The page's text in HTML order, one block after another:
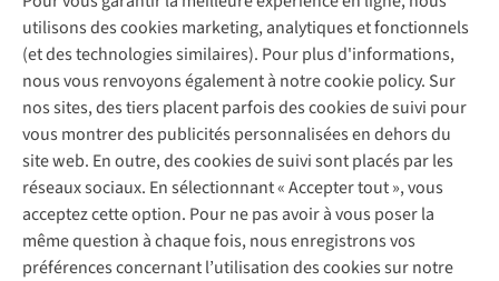
utilisons des cookies marketing, analytiques et fonctionnels
(et des technologies similaires). Pour plus d'informations,
nous vous renvoyons également à notre cookie policy. Sur
nos sites, des tiers placent parfois des cookies de suivi pour
vous montrer des publicités personnalisées en dehors du
site web. En outre, des cookies de suivi sont placés par les
réseaux sociaux. En sélectionnant « Accepter tout », vous
acceptez cette option. Pour ne pas avoir à vous poser la
même question à chaque fois, nous enregistrons vos
préférences concernant l’utilisation des cookies sur notre
Contactez-nous
Déclaration d'accessibilité
Service de lavage
Entretien de chaussures
Réparation de chaussures
Réparation de vêtements
Retouches
Pour les entreprises
Explore Camp
Gear Check
Expertise & conseils
Abonnez-vous à la newsletter
Suivez-nous